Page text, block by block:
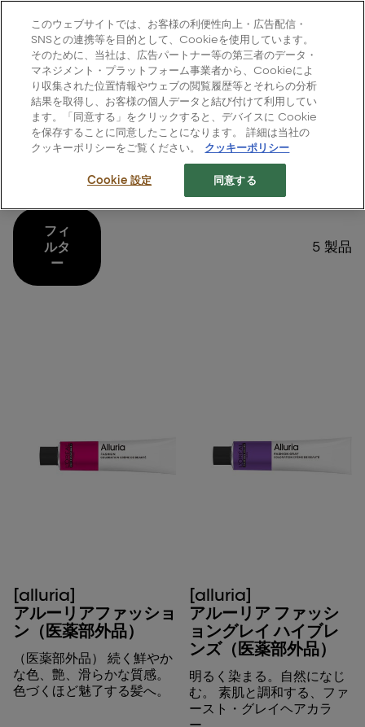
L'Oréal Professionnel Paris
Site Menu
ホーム > すべての製品 ヘアカラー > アルーリア
アルーリア
フィ
ルタ
ー
5 製品
[alluria]
アルーリアファッショ
ン（医薬部外品）
（医薬部外品） 続く鮮やか
な色、艶、滑らかな質感。
色づくほど魅了する髪へ。
[alluria]
アルーリア ファッシ
ョングレイ ハイブレ
ンズ（医薬部外品）
明るく染まる。自然になじ
む。 素肌と調和する、ファ
ースト・グレイヘアカラ
このウェブサイトでは、お客様の利便性向上・広告配信・
SNSとの連携等を目的として、Cookieを使用しています。
そのために、当社は、広告パートナー等の第三者のデータ・
マネジメント・プラットフォーム事業者から、Cookieによ
り収集された位置情報やウェブの閲覧履歴等とそれらの分析
結果を取得し、お客様の個人データと結び付けて利用してい
ます。「同意する」をクリックすると、デバイスに Cookie
を保存することに同意したことになります。 詳細は当社の
クッキーポリシーをご覧ください。
クッキーポリシー
Cookie 設定 同意する